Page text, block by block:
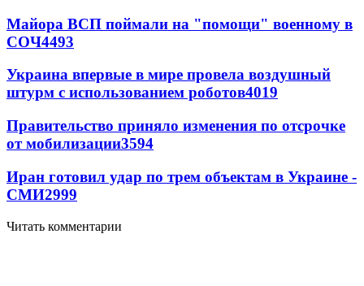
Майора ВСП поймали на "помощи" военному в
СОЧ4493
Украина впервые в мире провела воздушный
штурм с использованием роботов4019
Правительство приняло изменения по отсрочке
от мобилизации3594
Иран готовил удар по трем объектам в Украине -
СМИ2999
Читать комментарии